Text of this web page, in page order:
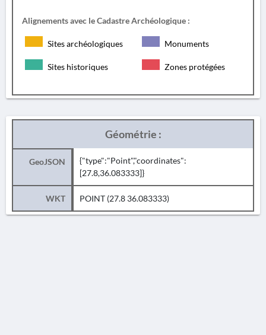
Alignements avec le Cadastre Archéologique :
Sites archéologiques Monuments
Sites historiques Zones protégées
Géométrie :
GeoJSON
{"type":"Point","coordinates":
[27.8,36.083333]}
WKT POINT (27.8 36.083333)